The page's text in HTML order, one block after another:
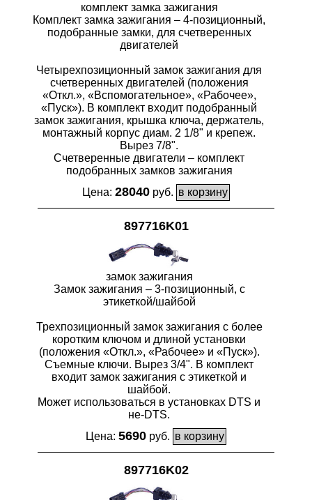
комплект замка зажигания
Комплект замка зажигания – 4-позиционный,
подобранные замки, для счетверенных
двигателей
Четырехпозиционный замок зажигания для
счетверенных двигателей (положения
«Откл.», «Вспомогательное», «Рабочее»,
«Пуск»). В комплект входит подобранный
замок зажигания, крышка ключа, держатель,
монтажный корпус диам. 2 1/8" и крепеж.
Вырез 7/8".
Счетверенные двигатели – комплект
подобранных замков зажигания
Цена: 28040 руб.
897716K01
замок зажигания
Замок зажигания – 3-позиционный, с
этикеткой/шайбой
Трехпозиционный замок зажигания с более
коротким ключом и длиной установки
(положения «Откл.», «Рабочее» и «Пуск»).
Съемные ключи. Вырез 3/4". В комплект
входит замок зажигания с этикеткой и
шайбой.
Может использоваться в установках DTS и
не-DTS.
Цена: 5690 руб.
897716K02